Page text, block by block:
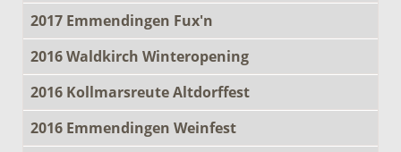
2017 Emmendingen Fux'n
2016 Waldkirch Winteropening
2016 Kollmarsreute Altdorffest
2016 Emmendingen Weinfest